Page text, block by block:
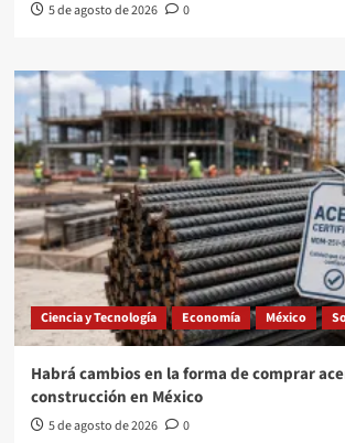
5 de agosto de 2026 0
Ciencia y Tecnología Economía México
Habrá cambios en la forma de comprar
construcción en México
5 de agosto de 2026 0